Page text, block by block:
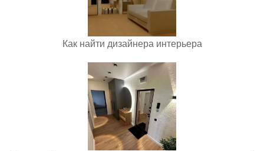
Как найти дизайнера интерьера